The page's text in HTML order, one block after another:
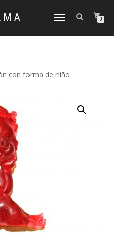
CAMBIAR
0
con forma de niño